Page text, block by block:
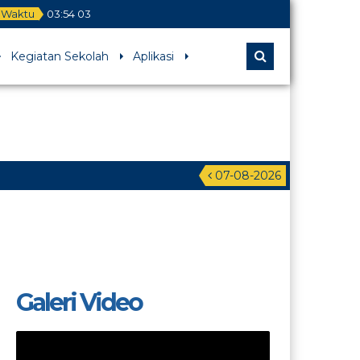
Waktu 03:54 03
Kegiatan Sekolah Aplikasi
07-08-2026
Galeri Video